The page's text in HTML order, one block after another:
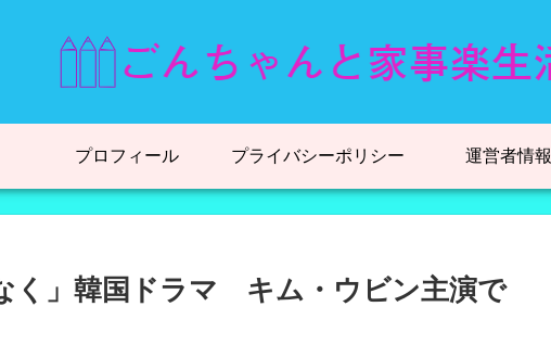
プロフィール プライバシーポリシー 運営者情報
く」韓国ドラマ キム・ウビン主演で